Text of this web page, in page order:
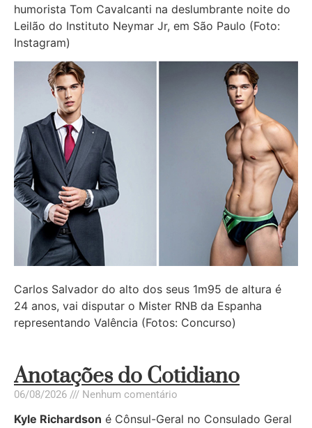
humorista Tom Cavalcanti na deslumbrante noite do
Leilão do Instituto Neymar Jr, em São Paulo (Foto:
Instagram)
Carlos Salvador do alto dos seus 1m95 de altura é
24 anos, vai disputar o Mister RNB da Espanha
representando Valência (Fotos: Concurso)
Anotações do Cotidiano
06/08/2026 Nenhum comentário
Kyle Richardson é Cônsul-Geral no Consulado Geral